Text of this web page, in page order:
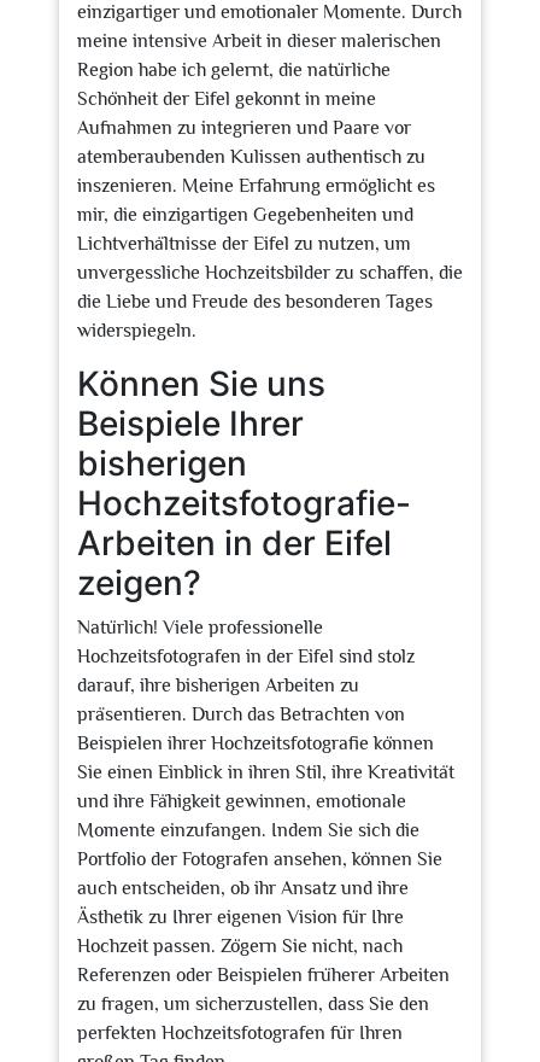
einzigartiger und emotionaler Momente. Durch
meine intensive Arbeit in dieser malerischen
Region habe ich gelernt, die natürliche
Schönheit der Eifel gekonnt in meine
Aufnahmen zu integrieren und Paare vor
atemberaubenden Kulissen authentisch zu
inszenieren. Meine Erfahrung ermöglicht es
mir, die einzigartigen Gegebenheiten und
Lichtverhältnisse der Eifel zu nutzen, um
unvergessliche Hochzeitsbilder zu schaffen, die
die Liebe und Freude des besonderen Tages
widerspiegeln.
Können Sie uns
Beispiele Ihrer
bisherigen
Hochzeitsfotografie-
Arbeiten in der Eifel
zeigen?
Natürlich! Viele professionelle
Hochzeitsfotografen in der Eifel sind stolz
darauf, ihre bisherigen Arbeiten zu
präsentieren. Durch das Betrachten von
Beispielen ihrer Hochzeitsfotografie können
Sie einen Einblick in ihren Stil, ihre Kreativität
und ihre Fähigkeit gewinnen, emotionale
Momente einzufangen. Indem Sie sich die
Portfolio der Fotografen ansehen, können Sie
auch entscheiden, ob ihr Ansatz und ihre
Ästhetik zu Ihrer eigenen Vision für Ihre
Hochzeit passen. Zögern Sie nicht, nach
Referenzen oder Beispielen früherer Arbeiten
zu fragen, um sicherzustellen, dass Sie den
perfekten Hochzeitsfotografen für Ihren